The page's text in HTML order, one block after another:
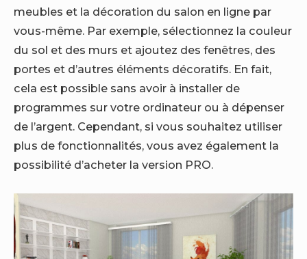
meubles et la décoration du salon en ligne par
vous-même. Par exemple, sélectionnez la couleur
du sol et des murs et ajoutez des fenêtres, des
portes et d’autres éléments décoratifs. En fait,
cela est possible sans avoir à installer de
programmes sur votre ordinateur ou à dépenser
de l’argent. Cependant, si vous souhaitez utiliser
plus de fonctionnalités, vous avez également la
possibilité d’acheter la version PRO.